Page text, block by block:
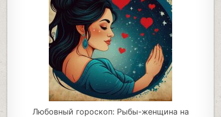
Любовный гороскоп: Рыбы-женщина на